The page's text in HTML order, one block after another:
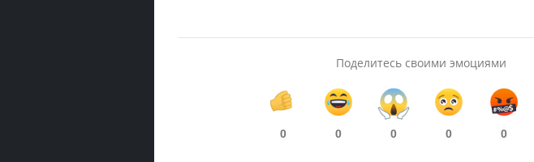
Поделитесь своими эмоциями
0 0 0 0 0